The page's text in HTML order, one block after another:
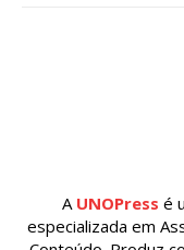
A UNOPress é
especializada em